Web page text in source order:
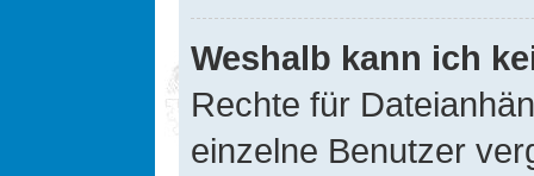
Weshalb kann ich
Rechte für
einzelne Benutzer